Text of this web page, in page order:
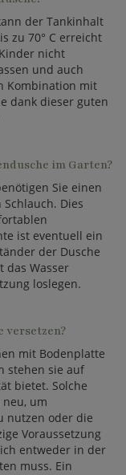
der Tankinhalt
zu 70° C erreicht
nicht
und auch
Kombination mit
dank dieser guten
im Garten?
Sie einen
Dies
ist eventuell ein
der Dusche
das Wasser
loslegen.
versetzen?
mit Bodenplatte
stehen sie auf
bietet. Solche
um
nutzen oder die
Voraussetzung
entweder in der
muss. Ein